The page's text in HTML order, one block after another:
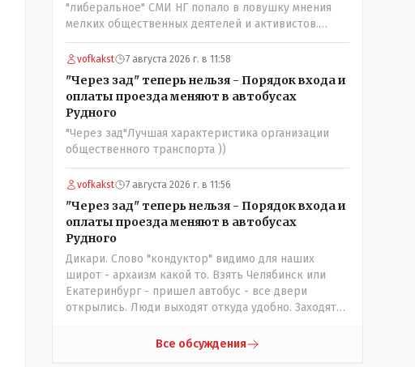
"либеральное" СМИ НГ попало в ловушку мнения
мелких общественных деятелей и активистов.
Теперь любой активист и НПОшник будет поносить
и диктовать условия газете информационно
бомбордируя ее пока та не начнет писать "как
надо" определенному кругу лиц. Редакторская
политика, коллектив журналистов уже ниче не
значат. Прискорбно и иронично
vofkakst 7 августа 2026 г. в 11:58
"Через зад" теперь нельзя - Порядок входа и
оплаты проезда меняют в автобусах
Рудного
"Через зад"Лучшая характеристика организации
общественного транспорта ))
vofkakst 7 августа 2026 г. в 11:56
"Через зад" теперь нельзя - Порядок входа и
оплаты проезда меняют в автобусах
Рудного
Дикари. Слово "кондуктор" видимо для наших
широт - архаизм какой то. Взять Челябинск или
Екатеринбург - пришел автобус - все двери
открылись. Люди выходят откуда удобно. Заходят
каждой двери есть валидатор), либо кондуктор
Все обсуждения